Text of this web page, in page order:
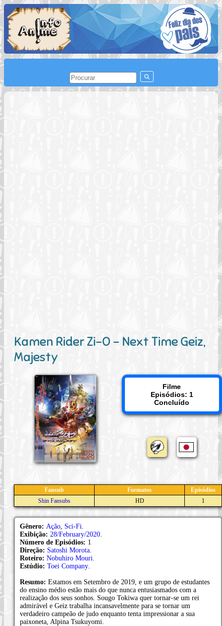
Kamen Rider Zi-O - Next Time Geiz,
Majesty
Filme
Episódios: 1
Concluído
Fansub Formatos
Episódios
Shin Fansubs
HD 1
Gênero: Ação Sci-Fi
Exibição: 28/February/2020
Número de Episódios: 1
Direção: Satoshi Morota
Roteiro: Nobuhiro Mouri
Estúdio: Toei Company
Resumo: Estamos em Setembro de 2019, e um grupo de estudantes
do ensino médio estão mais do que nunca entusiasmados com a
realização dos seus sonhos. Sougo Tokiwa quer tornar-se um rei
admirável e Geiz trabalha incansavelmente para se tornar um
verdadeiro campeão de judo enquanto tenta impressionar a sua
paixoneta, Alpina Tsukuyomi.